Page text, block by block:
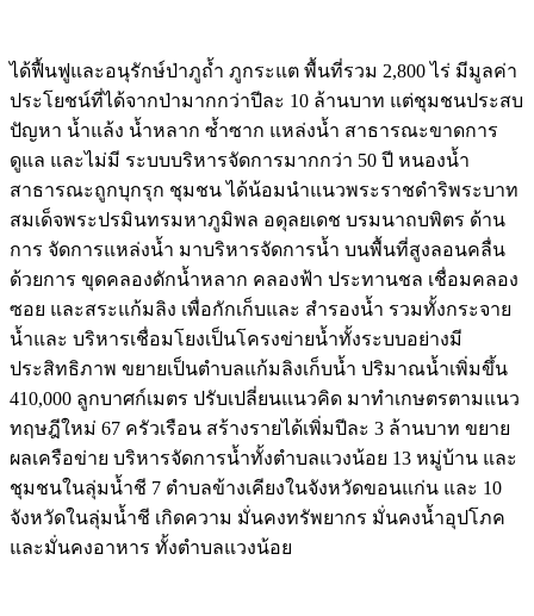
ได้ฟื้นฟูและอนุรักษ์ป่าภูถ้ำ ภูกระแต พื้นที่รวม 2,800 ไร่ มีมูลค่า
ประโยชน์ที่ได้จากป่ามากกว่าปีละ 10 ล้านบาท แต่ชุมชนประสบ
ปัญหา น้ำแล้ง น้ำหลาก ซ้ำซาก แหล่งน้ำ สาธารณะขาดการ
ดูแล และไม่มี ระบบบริหารจัดการมากกว่า 50 ปี หนองน้ำ
สาธารณะถูกบุกรุก ชุมชน ได้น้อมนำแนวพระราชดำริพระบาท
สมเด็จพระปรมินทรมหาภูมิพล อดุลยเดช บรมนาถบพิตร ด้าน
การ จัดการแหล่งน้ำ มาบริหารจัดการน้ำ บนพื้นที่สูงลอนคลื่น
ด้วยการ ขุดคลองดักน้ำหลาก คลองฟ้า ประทานชล เชื่อมคลอง
ซอย และสระแก้มลิง เพื่อกักเก็บและ สำรองน้ำ รวมทั้งกระจาย
น้ำและ บริหารเชื่อมโยงเป็นโครงข่ายน้ำทั้งระบบอย่างมี
ประสิทธิภาพ ขยายเป็นตำบลแก้มลิงเก็บน้ำ ปริมาณน้ำเพิ่มขึ้น
410,000 ลูกบาศก์เมตร ปรับเปลี่ยนแนวคิด มาทำเกษตรตามแนว
ทฤษฎีใหม่ 67 ครัวเรือน สร้างรายได้เพิ่มปีละ 3 ล้านบาท ขยาย
ผลเครือข่าย บริหารจัดการน้ำทั้งตำบลแวงน้อย 13 หมู่บ้าน และ
ชุมชนในลุ่มน้ำชี 7 ตำบลข้างเคียงในจังหวัดขอนแก่น และ 10
จังหวัดในลุ่มน้ำชี เกิดความ มั่นคงทรัพยากร มั่นคงน้ำอุปโภค
และมั่นคงอาหาร ทั้งตำบลแวงน้อย